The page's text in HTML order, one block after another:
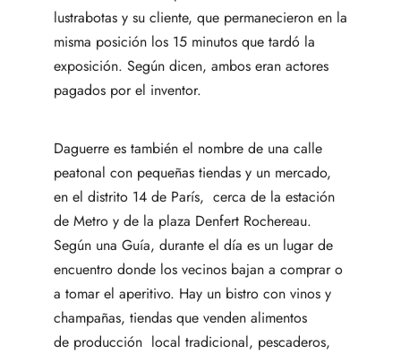
lustrabotas y su cliente, que permanecieron en la
misma posición los 15 minutos que tardó la
exposición. Según dicen, ambos eran actores
pagados por el inventor.
Daguerre es también el nombre de una calle
peatonal con pequeñas tiendas y un mercado,
en el distrito 14 de París, cerca de la estación
de Metro y de la plaza Denfert Rochereau.
Según una Guía, durante el día es un lugar de
encuentro donde los vecinos bajan a comprar o
a tomar el aperitivo. Hay un bistro con vinos y
champañas, tiendas que venden alimentos
de producción local tradicional, pescaderos,